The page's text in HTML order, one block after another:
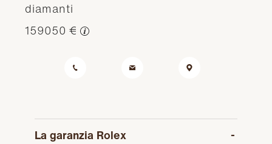
diamanti
159050 €
La garanzia Rolex